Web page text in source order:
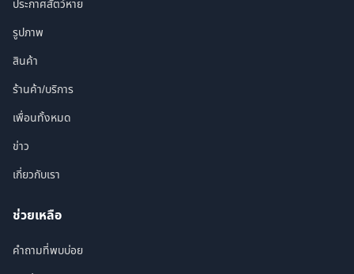
ประกาศสัตว์หาย
รูปภาพ
สินค้า
ร้านค้า/บริการ
เพื่อนทั้งหมด
ข่าว
เกี่ยวกับเรา
ช่วยเหลือ
คำถามที่พบบ่อย